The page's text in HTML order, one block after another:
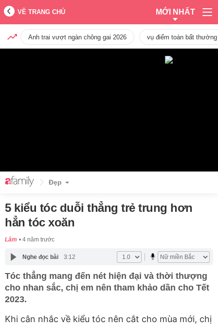
VỀ TRANG CHỦ MỚI NHẤT
Anh trai vượt ngàn chông gai 2026 vụ điểm toán bất
Đẹp
5 kiểu tóc duỗi thẳng trẻ trung hơn
hẳn tóc xoăn
Lâm 4 năm trước
Nghe đọc bài 3:12
Tóc thẳng mang đến nét hiện đại và thời thượng
cho nhan sắc, chị em nên tham khảo dần cho Tết
2023.
Khi cân nhắc về kiểu tóc nên cắt cho mùa mới, chị